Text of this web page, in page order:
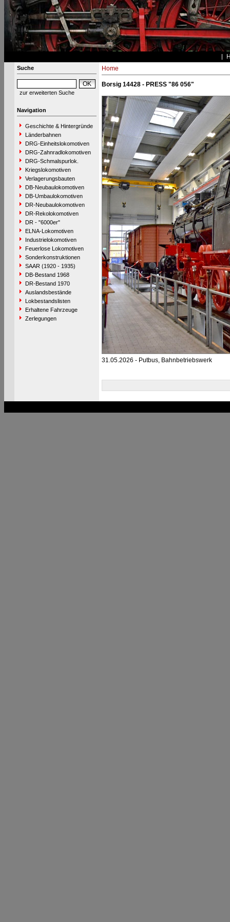
Suche
zur erweiterten Suche
Navigation
Geschichte & Hintergründe
Länderbahnen
DRG-Einheitslokomotiven
DRG-Zahnradlokomotiven
DRG-Schmalspurlok.
Kriegslokomotiven
Verlagerungsbauten
DB-Neubaulokomotiven
DB-Umbaulokomotiven
DR-Neubaulokomotiven
DR-Rekolokomotiven
DR - "6000er"
ELNA-Lokomotiven
Industrielokomotiven
Feuerlose Lokomotiven
Sonderkonstruktionen
SAAR (1920 - 1935)
DB-Bestand 1968
DR-Bestand 1970
Auslandsbestände
Lokbestandslisten
Erhaltene Fahrzeuge
Zerlegungen
Home
Borsig 14428 - PRESS "86 056"
31.05.2026 - Putbus, Bahnbetriebswerk